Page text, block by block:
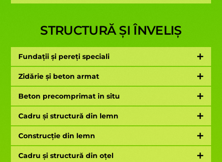
STRUCTURĂ ȘI ÎNVELIȘ
Fundații și pereți speciali
Zidărie și beton armat
Beton precomprimat in situ
Cadru și structură din lemn
Construcție din lemn
Cadru și structură din oțel